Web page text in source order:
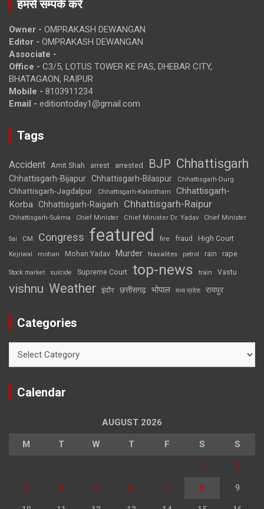
हमसे सम्पर्क करें
Owner - OMPRAKASH DEWANGAN
Editor - OMPRAKASH DEWANGAN
Associate -
Office - C3/5, LOTUS TOWER KE PAS, DHEBAR CITY,
BHATAGAON, RAIPUR
Mobile - 8103911234
Email - editiontoday1@gmail.com
Tags
Accident Amit Shah arrest arrested BJP Chhattisgarh
Chhattisgarh-Bijapur Chhattisgarh-Bilaspur Chhattisgarh-Durg
Chhattisgarh-Jagdalpur Chhattisgarh-Kabirdham
Chhattisgarh-
Korba Chhattisgarh-Raigarh Chhattisgarh-Raipur
Chhattisgarh-Sukma Chief Minister Chief Minister Dr. Yadav Chief Minister
Sai CM Congress featured fire fraud High Court
Kejriwal mohan Mohan Yadav Murder Naxalites petrol rain rape
Stock market suicide Supreme Court top-news train Vastu
vishnu Weather इंदौर छत्तीसगढ़ भोपाल मध्य प्रदेश रायपुर
Categories
Calendar
AUGUST 2026
M T W T F S S
1 2
3 4 5 6 7 8 9